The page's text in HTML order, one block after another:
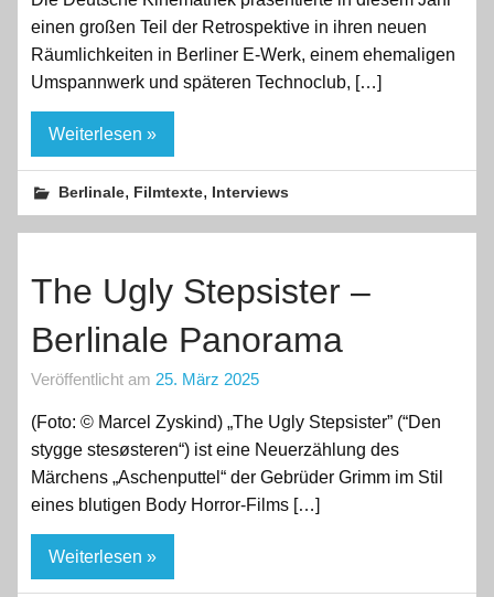
einen großen Teil der Retrospektive in ihren neuen
Räumlichkeiten in Berliner E-Werk, einem ehemaligen
Umspannwerk und späteren Technoclub, […]
Weiterlesen »
Berlinale, Filmtexte, Interviews
The Ugly Stepsister –
Berlinale Panorama
Veröffentlicht am 25. März 2025
(Foto: © Marcel Zyskind) „The Ugly Stepsister” (“Den
stygge stesøsteren“) ist eine Neuerzählung des
Märchens „Aschenputtel“ der Gebrüder Grimm im Stil
eines blutigen Body Horror-Films […]
Weiterlesen »